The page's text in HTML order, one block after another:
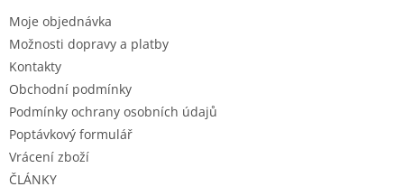
Moje objednávka
Možnosti dopravy a platby
Kontakty
Obchodní podmínky
Podmínky ochrany osobních údajů
Poptávkový formulář
Vrácení zboží
ČLÁNKY